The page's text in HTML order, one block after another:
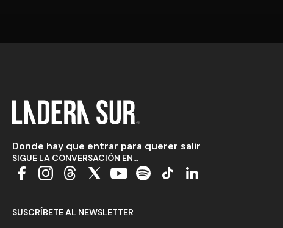
Donde hay que entrar para querer salir
SIGUE LA CONVERSACIÓN EN...
SUSCRÍBETE AL NEWSLETTER